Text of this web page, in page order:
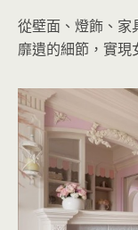
從壁面、燈飾、家
靡遺的細節，實現